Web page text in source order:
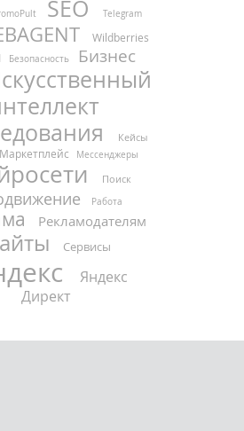
SEO Telegram
Wildberries
Безопасность
Бизнес
Кейсы
Маркетплейс Мессенджеры
Поиск
Работа
Рекламодателям
Сервисы
Яндекс
Директ